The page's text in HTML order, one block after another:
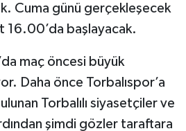
Cuma günü gerçekleşecek
16.00’da başlayacak.
maç öncesi büyük
Daha önce Torbalıspor’a
Torbalılı siyasetçiler ve
şimdi gözler taraftara